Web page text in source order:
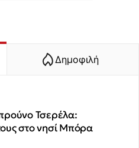
Δημοφιλή
Τσερέλα:
στο νησί Μπόρα